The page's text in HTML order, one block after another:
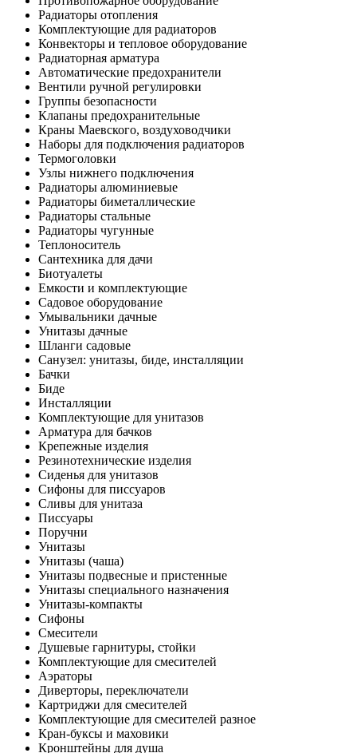
Радиаторы отопления
Комплектующие для радиаторов
Конвекторы и тепловое оборудование
Радиаторная арматура
Автоматические предохранители
Вентили ручной регулировки
Группы безопасности
Клапаны предохранительные
Краны Маевского, воздуховодчики
Наборы для подключения радиаторов
Термоголовки
Узлы нижнего подключения
Радиаторы алюминиевые
Радиаторы биметаллические
Радиаторы стальные
Радиаторы чугунные
Теплоноситель
Сантехника для дачи
Биотуалеты
Емкости и комплектующие
Садовое оборудование
Умывальники дачные
Унитазы дачные
Шланги садовые
Санузел: унитазы, биде, инсталляции
Бачки
Биде
Инсталляции
Комплектующие для унитазов
Арматура для бачков
Крепежные изделия
Резинотехнические изделия
Сиденья для унитазов
Сифоны для писсуаров
Сливы для унитаза
Писсуары
Поручни
Унитазы
Унитазы (чаша)
Унитазы подвесные и пристенные
Унитазы специального назначения
Унитазы-компакты
Сифоны
Смесители
Душевые гарнитуры, стойки
Комплектующие для смесителей
Аэраторы
Диверторы, переключатели
Картриджи для смесителей
Комплектующие для смесителей разное
Кран-буксы и маховики
Кронштейны для душа